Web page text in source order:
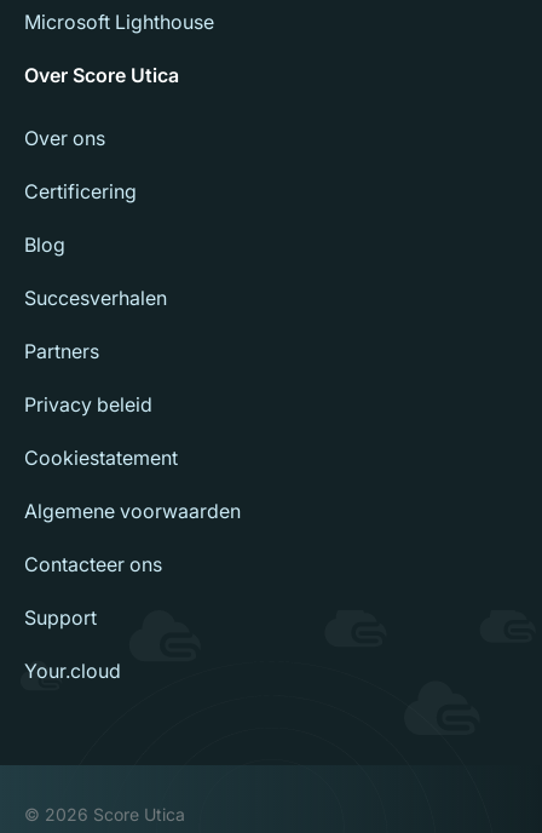
Microsoft Lighthouse
Over Score Utica
Over ons
Certificering
Blog
Succesverhalen
Partners
Privacy beleid
Cookiestatement
Algemene voorwaarden
Contacteer ons
Support
Your.cloud
© 2026 Score Utica